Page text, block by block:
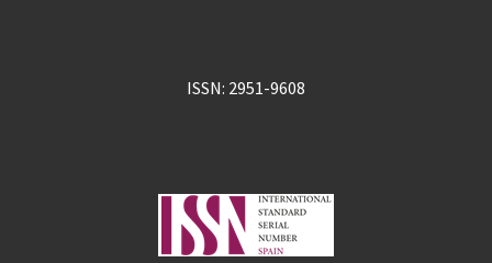
ISSN: 2951-9608